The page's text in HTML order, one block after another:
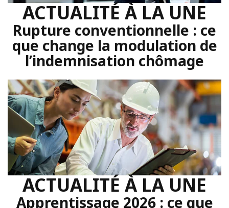
ACTUALITÉ À LA UNE
Rupture conventionnelle : ce
que change la modulation de
l’indemnisation chômage
ACTUALITÉ À LA UNE
Apprentissage 2026 : ce que